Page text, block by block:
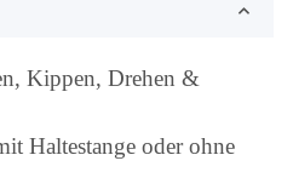
Kippen, Drehen &
Haltestange oder ohne